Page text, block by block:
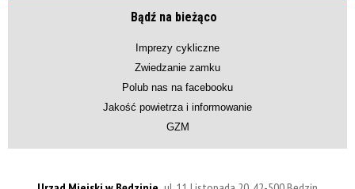
Bądź na bieżąco
Imprezy cykliczne
Zwiedzanie zamku
Polub nas na facebooku
Jakość powietrza i informowanie
GZM